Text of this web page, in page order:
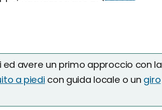
avere un primo approccio con la
a piedi con guida locale o un giro